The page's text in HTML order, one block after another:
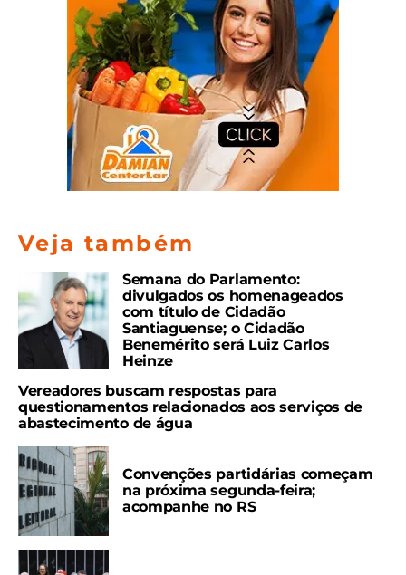
Veja também
Semana do Parlamento:
divulgados os homenageados
com título de Cidadão
Santiaguense; o Cidadão
Benemérito será Luiz Carlos
Heinze
Vereadores buscam respostas para
questionamentos relacionados aos serviços de
abastecimento de água
Convenções partidárias começam
na próxima segunda-feira;
acompanhe no RS